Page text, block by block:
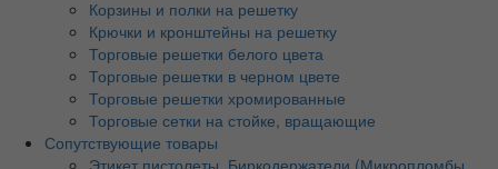
Корзины и полки на решетку
Крючки и кронштейны на решетку
Торговые решетки белого цвета
Торговые решетки в черном цвете
Торговые решетки хромированные
Торговые сетки на стойке, вращающие
Сопутствующие товары
Этикет пистолеты, Биркодержатели (Микропломбы